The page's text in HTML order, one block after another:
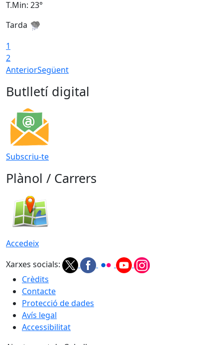
T.Min: 23°
Tarda
1
2
AnteriorSegüent
Butlletí digital
Subscriu-te
Plànol / Carrers
Accedeix
Xarxes socials:
Crèdits
Contacte
Protecció de dades
Avís legal
Accessibilitat